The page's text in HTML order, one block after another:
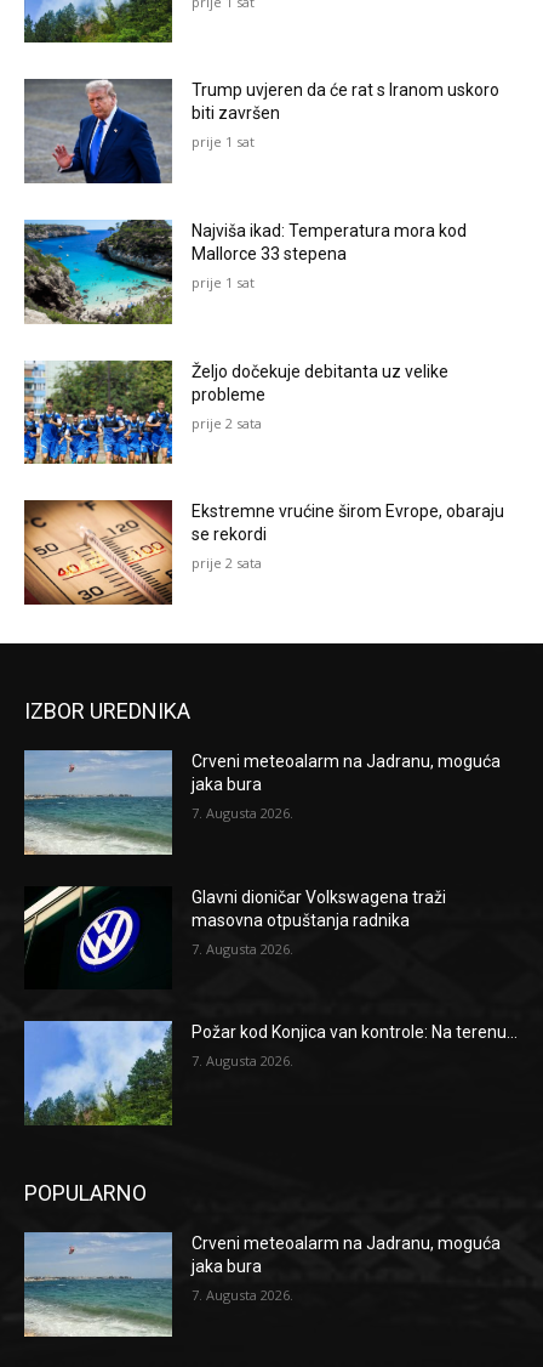
Trump uvjeren da će rat s Iranom uskoro
biti završen
prije 1 sat
Najviša ikad: Temperatura mora kod
Mallorce 33 stepena
prije 1 sat
Željo dočekuje debitanta uz velike
probleme
prije 2 sata
Ekstremne vrućine širom Evrope, obaraju
se rekordi
prije 2 sata
IZBOR UREDNIKA
Crveni meteoalarm na Jadranu, moguća
jaka bura
7. Augusta 2026.
Glavni dioničar Volkswagena traži
masovna otpuštanja radnika
7. Augusta 2026.
Požar kod Konjica van kontrole: Na terenu...
7. Augusta 2026.
POPULARNO
Crveni meteoalarm na Jadranu, moguća
jaka bura
7. Augusta 2026.